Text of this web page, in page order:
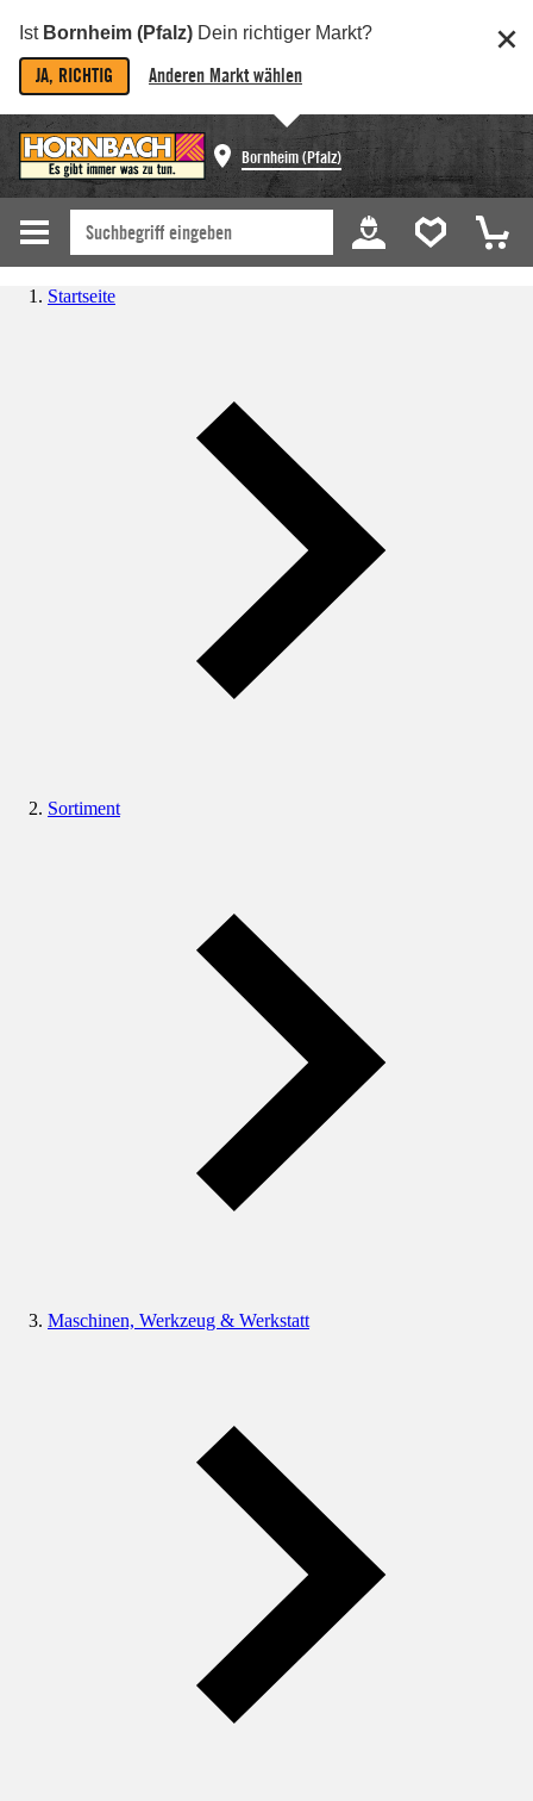
Ist Bornheim (Pfalz) Dein richtiger Markt?
JA, RICHTIG Anderen Markt wählen
Bornheim (Pfalz)
Startseite
Sortiment
Maschinen, Werkzeug & Werkstatt